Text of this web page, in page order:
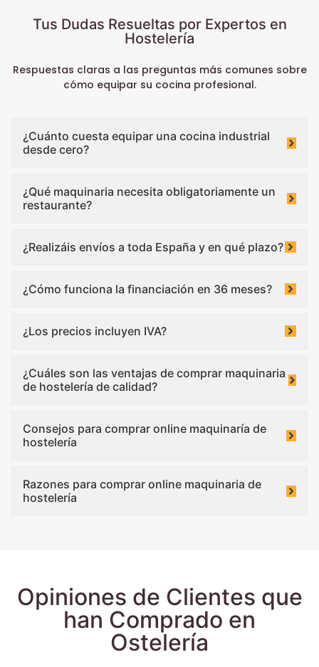
Tus Dudas Resueltas por Expertos en
Hostelería
Respuestas claras a las preguntas más comunes sobre
cómo equipar su cocina profesional.
¿Cuánto cuesta equipar una cocina industrial
desde cero?
¿Qué maquinaria necesita obligatoriamente un
restaurante?
¿Realizáis envíos a toda España y en qué plazo?
¿Cómo funciona la financiación en 36 meses?
¿Los precios incluyen IVA?
¿Cuáles son las ventajas de comprar maquinaria
de hostelería de calidad?
Consejos para comprar online maquinaría de
hostelería
Razones para comprar online maquinaria de
hostelería
Opiniones de Clientes que
han Comprado en
Ostelería